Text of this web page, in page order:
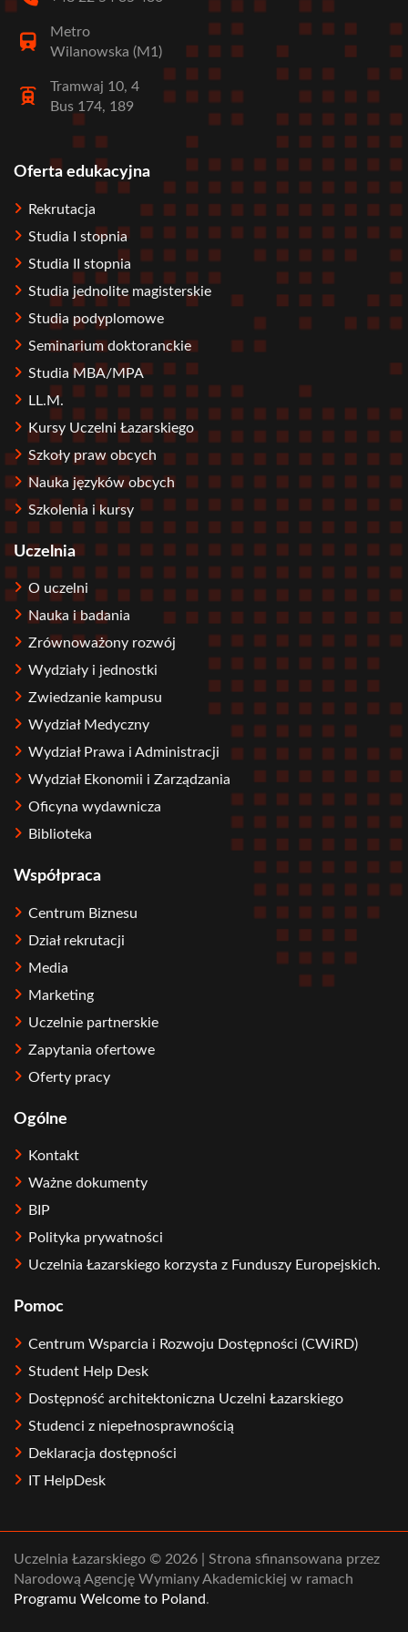
Metro
Wilanowska (M1)
Tramwaj 10, 4
Bus 174, 189
Stopka
Oferta edukacyjna
Rekrutacja
Studia I stopnia
Studia II stopnia
Studia jednolite magisterskie
Studia podyplomowe
Seminarium doktoranckie
Studia MBA/MPA
LL.M.
Kursy Uczelni Łazarskiego
Szkoły praw obcych
Nauka języków obcych
Szkolenia i kursy
Uczelnia
O uczelni
Nauka i badania
Zrównoważony rozwój
Wydziały i jednostki
Zwiedzanie kampusu
Wydział Medyczny
Wydział Prawa i Administracji
Wydział Ekonomii i Zarządzania
Oficyna wydawnicza
Biblioteka
Współpraca
Centrum Biznesu
Dział rekrutacji
Media
Marketing
Uczelnie partnerskie
Zapytania ofertowe
Oferty pracy
Ogólne
Kontakt
Ważne dokumenty
BIP
Polityka prywatności
Uczelnia Łazarskiego korzysta z Funduszy Europejskich.
Pomoc
Centrum Wsparcia i Rozwoju Dostępności (CWiRD)
Student Help Desk
Dostępność architektoniczna Uczelni Łazarskiego
Studenci z niepełnosprawnością
Deklaracja dostępności
IT HelpDesk
Uczelnia Łazarskiego © 2026 | Strona sfinansowana przez
Narodową Agencję Wymiany Akademickiej w ramach
Programu Welcome to Poland.